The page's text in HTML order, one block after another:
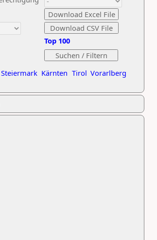
Steiermark Kärnten Tirol Vorarlberg
Top 100